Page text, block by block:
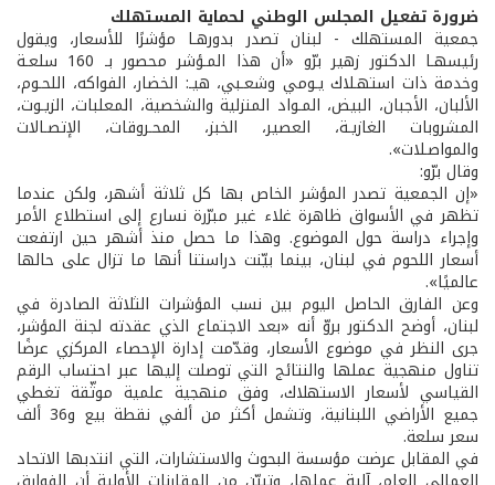
ضرورة تفعيل المجلس الوطني لحماية المستهلك
جمعية المستهلك - لبنان تصدر بدورهـا مؤشرًا للأسعار، ويقول
رئيسهـا الدكتور زهير برّو «أن هذا المـؤشر محصور بـ 160 سلعـة
وخدمة ذات استهـلاك يـومي وشعـبي، هيـ: الخضار، الفواكه، اللحـوم،
الألبان، الأجبان، البيض، المـواد المنزلية والشخصية، المعلبات، الزيـوت،
المشروبات الغازيـة، العصير، الخبز، المحـروقات، الإتصـالات
والمواصـلات».
وقال برّو:
«إن الجمعية تصدر المؤشر الخاص بها كل ثلاثة أشهر، ولكن عندما
تظهر في الأسواق ظاهرة غلاء غير مبرّرة نسارع إلى استطلاع الأمر
وإجراء دراسة حول الموضوع. وهذا ما حصل منذ أشهر حين ارتفعت
أسعار اللحوم في لبنان، بينما بيّنت دراستنا أنها ما تزال على حالها
عالميًا».
وعن الفارق الحاصل اليوم بين نسب المؤشرات الثلاثة الصادرة في
لبنان، أوضح الدكتور بروّ أنه «بعد الاجتماع الذي عقدته لجنة المؤشر،
جرى النظر في موضوع الأسعار، وقدّمت إدارة الإحصاء المركزي عرضًا
تناول منهجية عملها والنتائج التي توصلت إليها عبر احتساب الرقم
القياسي لأسعار الاستهلاك، وفق منهجية علمية موثّقة تغطي
جميع الأراضي اللبنانية، وتشمل أكثر من ألفي نقطة بيع و36 ألف
سعر سلعة.
في المقابل عرضت مؤسسة البحوث والاستشارات، التي انتدبها الاتحاد